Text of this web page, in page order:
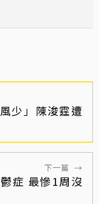
少」陳浚霆遭
下一篇 →
症 最慘1周沒